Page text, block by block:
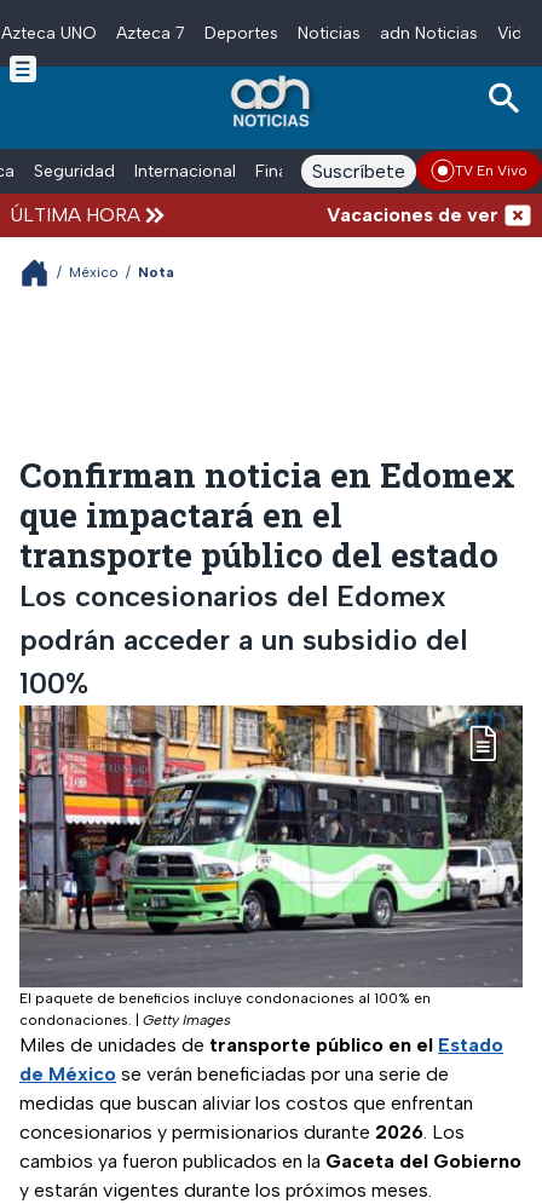
Skip to main content
Azteca UNO Azteca 7 Deportes Noticias adn Noticias
Seguridad Internacional Finanzas adn Noticias Radio
Suscríbete TV En Vivo
ÚLTIMA HORA Vacaciones de verano
/ México / Nota
Confirman noticia en Edomex
que impactará en el
transporte público del estado
Los concesionarios del Edomex
podrán acceder a un subsidio del
100%
El paquete de beneficios incluye condonaciones al 100% en
condonaciones.
Getty Images
Miles de unidades de transporte público en el Estado
de México se verán beneficiadas por una serie de
medidas que buscan aliviar los costos que enfrentan
concesionarios y permisionarios durante 2026. Los
cambios ya fueron publicados en la Gaceta del Gobierno
y estarán vigentes durante los próximos meses.